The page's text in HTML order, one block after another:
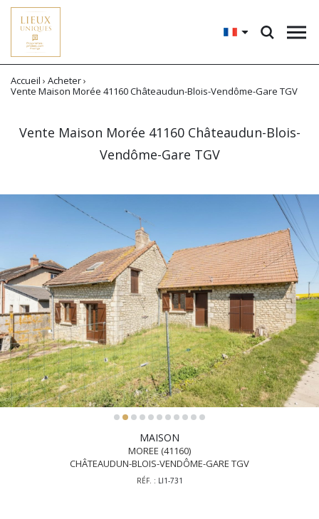
Accueil › Acheter›
Vente Maison Morée 41160 Châteaudun-Blois-Vendôme-Gare TGV
Vente Maison Morée 41160 Châteaudun-Blois-
Vendôme-Gare TGV
MAISON
MOREE (41160)
CHÂTEAUDUN-BLOIS-VENDÔME-GARE TGV
RÉF. : LI1-731